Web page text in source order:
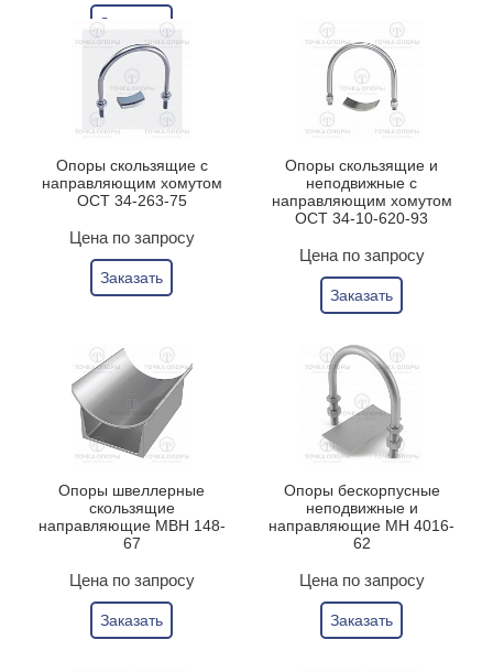
Заказать
Опоры скользящие с
направляющим хомутом
ОСТ 34-263-75
Цена по запросу
Заказать
Опоры скользящие и
неподвижные с
направляющим хомутом
ОСТ 34-10-620-93
Цена по запросу
Заказать
Опоры швеллерные
скользящие
направляющие МВН 148-
67
Цена по запросу
Заказать
Опоры бескорпусные
неподвижные и
направляющие МН 4016-
62
Цена по запросу
Заказать